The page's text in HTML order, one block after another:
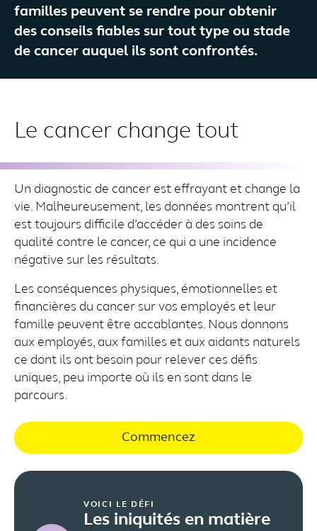
familles peuvent se rendre pour obtenir
des conseils fiables sur tout type ou stade
de cancer auquel ils sont confrontés.
Le cancer change tout
Un diagnostic de cancer est effrayant et change la
vie. Malheureusement, les données montrent qu’il
est toujours difficile d’accéder à des soins de
qualité contre le cancer, ce qui a une incidence
négative sur les résultats.
Les conséquences physiques, émotionnelles et
financières du cancer sur vos employés et leur
famille peuvent être accablantes. Nous donnons
aux employés, aux familles et aux aidants naturels
ce dont ils ont besoin pour relever ces défis
uniques, peu importe où ils en sont dans le
parcours.
Commencez
VOICI LE DÉFI
Les iniquités en matière